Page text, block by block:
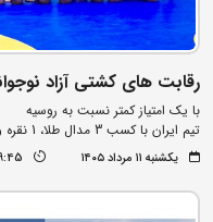
رقابت های کشتی آزاد
با یک امتیاز کمتر نسبت به روسیه
تیم ایران با کسب 3 مدال طلا، 1 نقره و 2 مدال برنز نایب قهرمان شد
یکشنبه ۱۱ مرداد ۱۴۰۵